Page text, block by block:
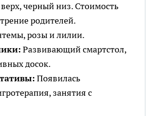
черный низ. Стоимость
родителей.
розы и лилии.
Развивающий смартстол,
досок.
Появилась
занятия с